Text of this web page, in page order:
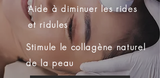
Aide à diminuer les rides
et ridules
Stimule le collagène naturel
de la peau